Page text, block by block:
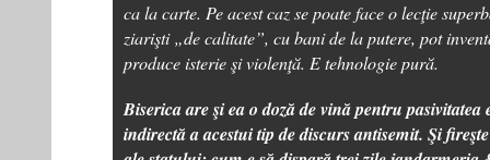
ca la carte. Pe acest caz se poate face o lecţie
ziarişti „de calitate”, cu bani de la putere, pot
produce isterie şi violenţă. E tehnologie pură.
Biserica are şi ea o doză de vină pentru pasivitatea
indirectă a acestui tip de discurs antisemit. Şi